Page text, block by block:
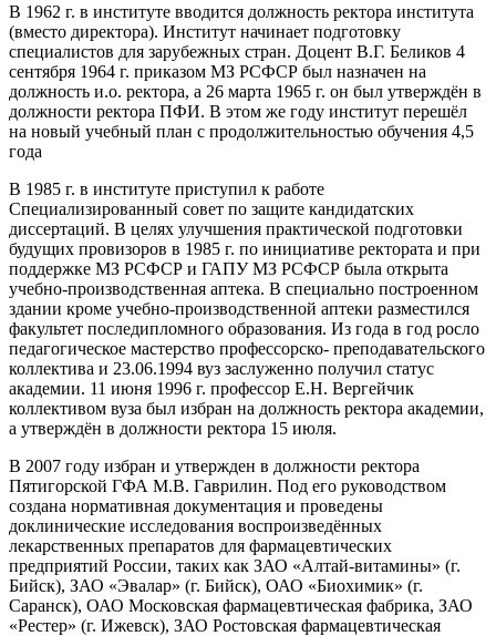
В 1962 г. в институте вводится должность ректора института
(вместо директора). Институт начинает подготовку
специалистов для зарубежных стран. Доцент В.Г. Беликов 4
сентября 1964 г. приказом МЗ РСФСР был назначен на
должность и.о. ректора, а 26 марта 1965 г. он был утверждён в
должности ректора ПФИ. В этом же году институт перешёл
на новый учебный план с продолжительностью обучения 4,5
года
В 1985 г. в институте приступил к работе
Специализированный совет по защите кандидатских
диссертаций. В целях улучшения практической подготовки
будущих провизоров в 1985 г. по инициативе ректората и при
поддержке МЗ РСФСР и ГАПУ МЗ РСФСР была открыта
учебно-производственная аптека. В специально построенном
здании кроме учебно-производственной аптеки разместился
факультет последипломного образования. Из года в год росло
педагогическое мастерство профессорско- преподавательского
коллектива и 23.06.1994 вуз заслуженно получил статус
академии. 11 июня 1996 г. профессор Е.Н. Вергейчик
коллективом вуза был избран на должность ректора академии,
а утверждён в должности ректора 15 июля.
В 2007 году избран и утвержден в должности ректора
Пятигорской ГФА М.В. Гаврилин. Под его руководством
создана нормативная документация и проведены
доклинические исследования воспроизведённых
лекарственных препаратов для фармацевтических
предприятий России, таких как ЗАО «Алтай-витамины» (г.
Бийск), ЗАО «Эвалар» (г. Бийск), ОАО «Биохимик» (г.
Саранск), ОАО Московская фармацевтическая фабрика, ЗАО
«Рестер» (г. Ижевск), ЗАО Ростовская фармацевтическая